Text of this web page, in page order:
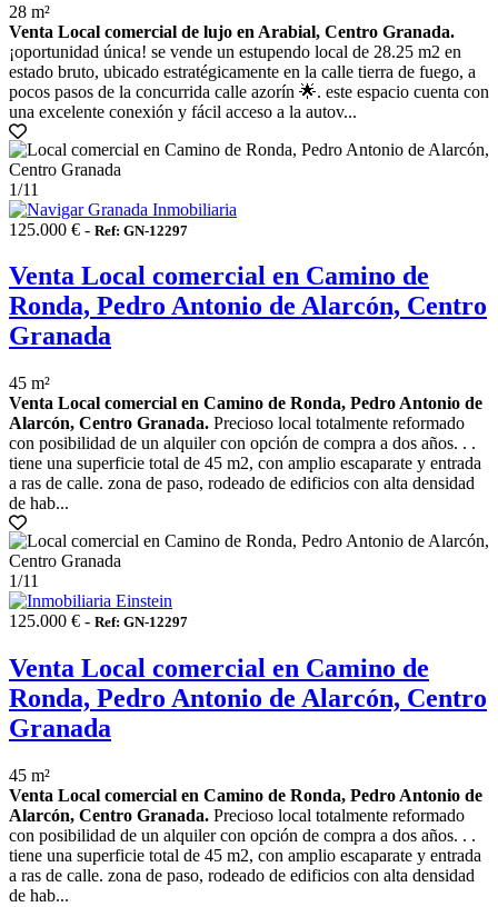
28 m²
Venta Local comercial de lujo en Arabial, Centro Granada.
¡oportunidad única! se vende un estupendo local de 28.25 m2 en
estado bruto, ubicado estratégicamente en la calle tierra de fuego, a
pocos pasos de la concurrida calle azorín 🌟. este espacio cuenta con
una excelente conexión y fácil acceso a la autov...
1/11
125.000 € - Ref: GN-12297
Venta Local comercial en Camino de
Ronda, Pedro Antonio de Alarcón, Centro
Granada
45 m²
Venta Local comercial en Camino de Ronda, Pedro Antonio de
Alarcón, Centro Granada. Precioso local totalmente reformado
con posibilidad de un alquiler con opción de compra a dos años. . .
tiene una superficie total de 45 m2, con amplio escaparate y entrada
a ras de calle. zona de paso, rodeado de edificios con alta densidad
de hab...
1/11
125.000 € - Ref: GN-12297
Venta Local comercial en Camino de
Ronda, Pedro Antonio de Alarcón, Centro
Granada
45 m²
Venta Local comercial en Camino de Ronda, Pedro Antonio de
Alarcón, Centro Granada. Precioso local totalmente reformado
con posibilidad de un alquiler con opción de compra a dos años. . .
tiene una superficie total de 45 m2, con amplio escaparate y entrada
a ras de calle. zona de paso, rodeado de edificios con alta densidad
de hab...